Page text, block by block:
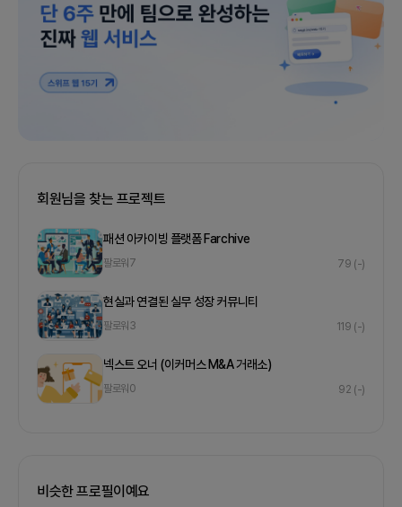
회원님을 찾는 프로젝트
패션 아카이빙 플랫폼 Farchive
팔로워 7 79 (-)
현실과 연결된 실무 성장 커뮤니티
팔로워 3 119 (-)
넥스트 오너 (이커머스 M&A 거래소)
팔로워 0 92 (-)
비슷한 프로필이예요